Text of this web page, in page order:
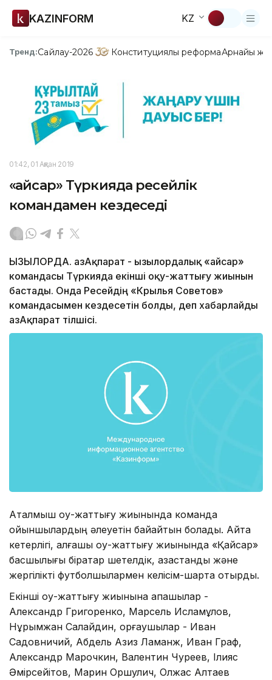
KAZINFORM KZ
Тренд:Сайлау-2026 Конституциялық реформаАрнайы
01:42, 01 Ақпан 2019
«Қайсар» Түркияда ресейлік
командамен кездеседі
ҚЫЗЫЛОРДА. ҚазАқпарат - Қызылордалық «Қайсар»
командасы Түркияда екінші оқу-жаттығу жиынын
бастады. Онда Ресейдің «Крылья Советов»
командасымен кездесетін болды, деп хабарлайды
ҚазАқпарат тілшісі.
Аталмыш оқу-жаттығу жиынында команда
ойыншылардың әлеуетін байқайтын болады. Айта
кетерлігі, алғашқы оқу-жаттығу жиынында «Қайсар»
басшылығы бірқатар шетелдік, қазақстандық және
жергілікті футболшылармен келісім-шартқа отырды.
Екінші оқу-жаттығу жиынына қақпашылар -
Александр Григоренко, Марсель Исламқұлов,
Нұрымжан Салайдин, қорғаушылар - Иван
Садовничий, Абдель Азиз Ламанж, Иван Граф,
Александр Марочкин, Валентин Чуреев, Ілияс
Әмiрсейітов, Марин Оршулич, Олжас Алтаев